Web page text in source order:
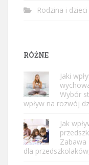
Rodzina i dzieci
RÓŻNE
Jaki
Wybór
wpływ na rozwój
Jak
Zabawa
dla